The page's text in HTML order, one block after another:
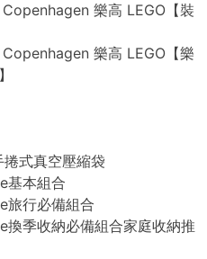
樂高 LEGO【裝
樂高 LEGO【樂
式真空壓縮袋
基本組合
旅行必備組合
換季收納必備組合家庭收納推